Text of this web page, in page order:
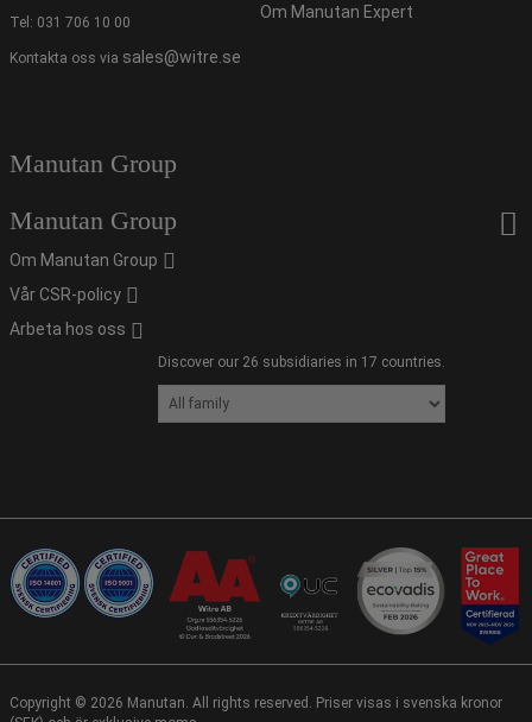
Tel: 031 706 10 00
Kontakta oss via sales@witre.se
Om Manutan Expert
Manutan Group
Manutan Group
Om Manutan Group
Vår CSR-policy
Arbeta hos oss
Discover our 26 subsidiaries in 17 countries.
Copyright © 2026 Manutan. All rights reserved. Priser visas i svenska kronor